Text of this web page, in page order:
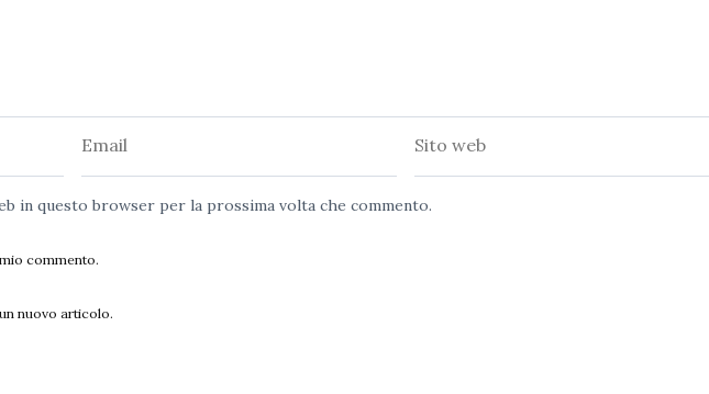
in questo browser per la prossima volta che commento.
commento.
nuovo articolo.